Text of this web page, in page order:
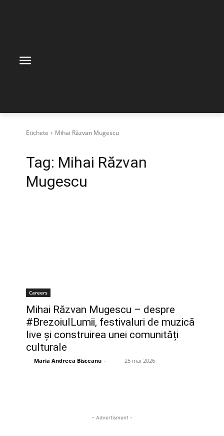
Etichete Mihai Răzvan Mugescu
Tag: Mihai Răzvan
Mugescu
Careers
Mihai Răzvan Mugescu – despre
#BrezoiulLumii, festivaluri de muzică
live și construirea unei comunități
culturale
Maria Andreea Bisceanu - 25 mai 2026
- Advertisment -